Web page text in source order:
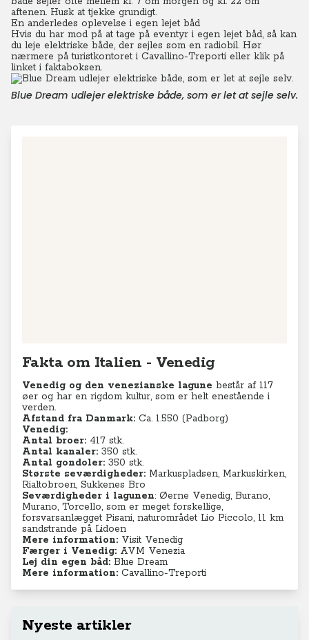
aftenen. Husk at tjekke grundigt.
En anderledes oplevelse i egen lejet båd
Hvis du har mod på at tage på eventyr i egen lejet båd, så kan
du leje elektriske både, der sejles som en radiobil. Hør
nærmere på turistkontoret i Cavallino-Treporti eller klik på
linket i faktaboksen.
Blue Dream udlejer elektriske både, som er let at sejle selv.
Fakta om Italien - Venedig
Venedig og den venezianske lagune består af 117
øer og har en rigdom kultur, som er helt enestående i
verden.
Afstand fra Danmark: Ca. 1.550 (Padborg)
Venedig:
Antal broer: 417 stk.
Antal kanaler: 350 stk.
Antal gondoler: 350 stk.
Største seværdigheder: Markuspladsen, Markuskirken,
Rialtobroen, Sukkenes Bro
Seværdigheder i lagunen: Øerne Venedig, Burano,
Murano, Torcello, som er meget forskellige,
forsvarsanlægget Pisani, naturområdet Lio Piccolo, 11 km
sandstrande på Lidoen
Mere information: Visit Venedig
Færger i Venedig: AVM Venezia
Lej din egen båd: Blue Dream
Mere information: Cavallino-Treporti
Nyeste artikler